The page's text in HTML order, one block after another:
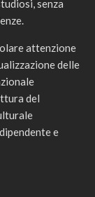
senza
attenzione
delle
del
e